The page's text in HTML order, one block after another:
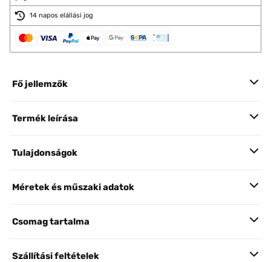
14 napos elállási jog
Fő jellemzők
Termék leírása
Tulajdonságok
Méretek és műszaki adatok
Csomag tartalma
Szállítási feltételek